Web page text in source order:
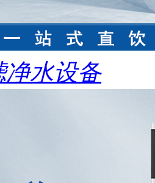
净水设备